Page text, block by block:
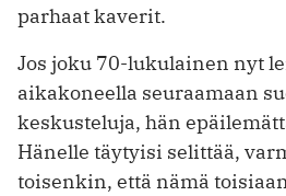
parhaat kaverit.
Jos joku 70-lukulainen nyt
aikakoneella seuraamaan
keskusteluja, hän
Hänelle täytyisi selittää,
toisenkin, että nämä